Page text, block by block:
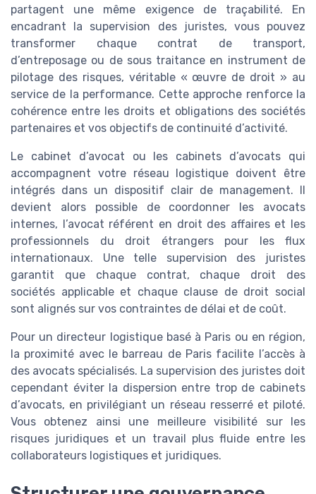
partagent une même exigence de traçabilité. En
encadrant la supervision des juristes, vous pouvez
transformer chaque contrat de transport,
d’entreposage ou de sous traitance en instrument de
pilotage des risques, véritable « œuvre de droit » au
service de la performance. Cette approche renforce la
cohérence entre les droits et obligations des sociétés
partenaires et vos objectifs de continuité d’activité.
Le cabinet d’avocat ou les cabinets d’avocats qui
accompagnent votre réseau logistique doivent être
intégrés dans un dispositif clair de management. Il
devient alors possible de coordonner les avocats
internes, l’avocat référent en droit des affaires et les
professionnels du droit étrangers pour les flux
internationaux. Une telle supervision des juristes
garantit que chaque contrat, chaque droit des
sociétés applicable et chaque clause de droit social
sont alignés sur vos contraintes de délai et de coût.
Pour un directeur logistique basé à Paris ou en région,
la proximité avec le barreau de Paris facilite l’accès à
des avocats spécialisés. La supervision des juristes doit
cependant éviter la dispersion entre trop de cabinets
d’avocats, en privilégiant un réseau resserré et piloté.
Vous obtenez ainsi une meilleure visibilité sur les
risques juridiques et un travail plus fluide entre les
collaborateurs logistiques et juridiques.